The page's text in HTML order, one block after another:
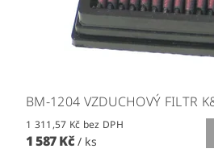
BM-1204 VZDUCHOVÝ FILTR
1 311,57 Kč bez DPH
1 587 Kč / ks